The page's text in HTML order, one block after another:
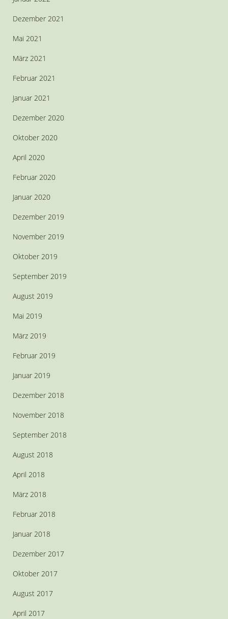
Dezember 2021
Mai 2021
März 2021
Februar 2021
Januar 2021
Dezember 2020
Oktober 2020
April 2020
Februar 2020
Januar 2020
Dezember 2019
November 2019
Oktober 2019
September 2019
August 2019
Mai 2019
März 2019
Februar 2019
Januar 2019
Dezember 2018
November 2018
September 2018
August 2018
April 2018
März 2018
Februar 2018
Januar 2018
Dezember 2017
Oktober 2017
August 2017
April 2017